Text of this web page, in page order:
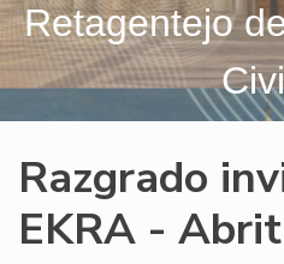
Retagentejo
Razgrado
EKRA -